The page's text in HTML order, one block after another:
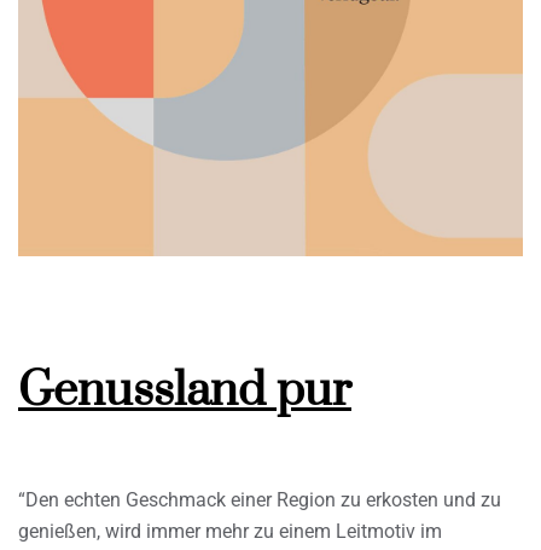
Genussland pur
“Den echten Geschmack einer Region zu erkosten und zu
genießen, wird immer mehr zu einem Leitmotiv im